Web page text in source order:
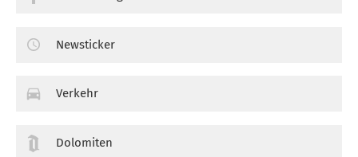
Newsticker
Verkehr
Dolomiten